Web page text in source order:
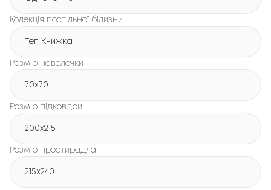
Колекція постільної білизни
Теп Книжка
Розмір наволочки
70x70
Розмір підковдри
200х215
Розмір простирадла
215х240